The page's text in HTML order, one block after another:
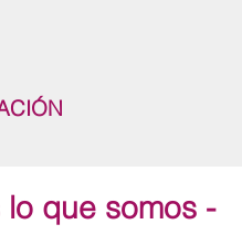
que somos -